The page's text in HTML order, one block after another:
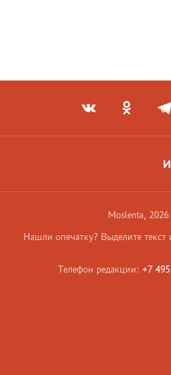
Moslenta, 2026
Нашли опечатку? Выделите
Телефон редакции: +7